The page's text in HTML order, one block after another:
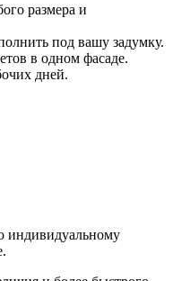
размера и
под вашу задумку.
в одном фасаде.
дней.
индивидуальному